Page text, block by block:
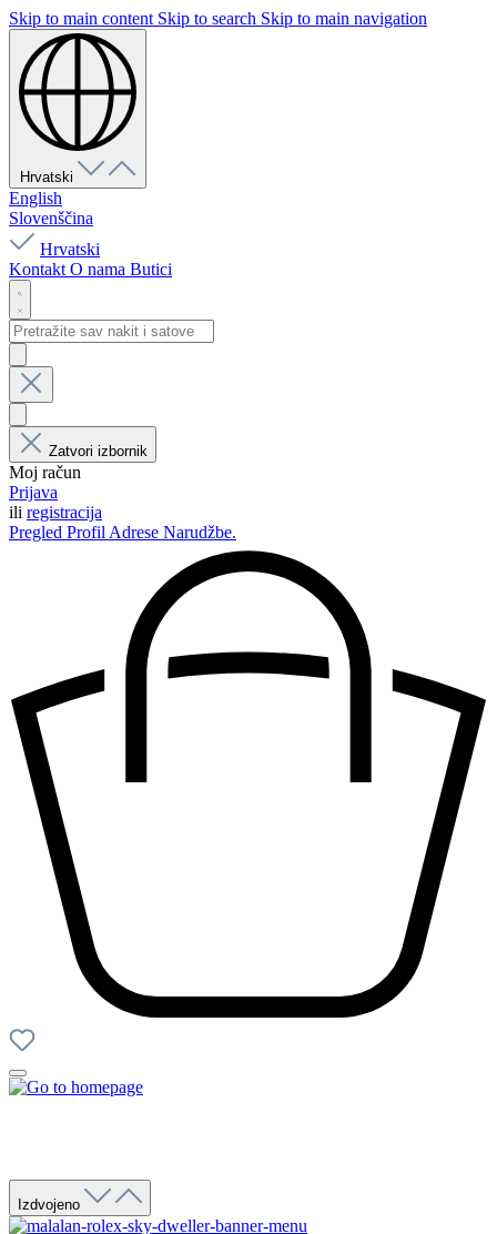
Skip to main content Skip to search Skip to main navigation
Hrvatski
English
Slovenščina
Hrvatski
Kontakt O nama Butici
Zatvori izbornik
Moj račun
Prijava
ili registracija
Pregled Profil Adrese Narudžbe.
Izdvojeno